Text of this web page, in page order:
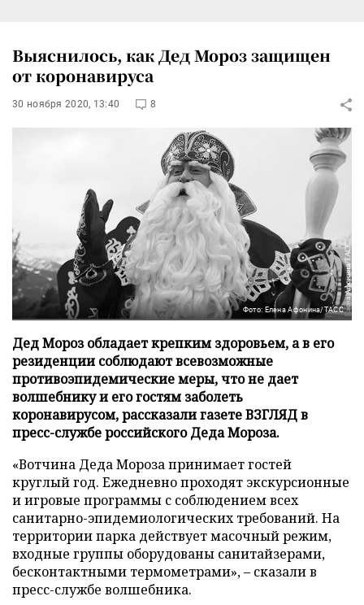
Выяснилось, как Дед Мороз защищен
от коронавируса
30 ноября 2020, 13:40 8
Фото: Елена Афонина/ТАСС
Дед Мороз обладает крепким здоровьем, а в его
резиденции соблюдают всевозможные
противоэпидемические меры, что не дает
волшебнику и его гостям заболеть
коронавирусом, рассказали газете ВЗГЛЯД в
пресс-службе российского Деда Мороза.
«Вотчина Деда Мороза принимает гостей
круглый год. Ежедневно проходят экскурсионные
и игровые программы с соблюдением всех
санитарно-эпидемиологических требований. На
территории парка действует масочный режим,
входные группы оборудованы санитайзерами,
бесконтактными термометрами», – сказали в
пресс-службе волшебника.